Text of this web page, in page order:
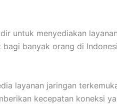
untuk menyediakan
bagi banyak orang di
layanan jaringan
kecepatan koneksi